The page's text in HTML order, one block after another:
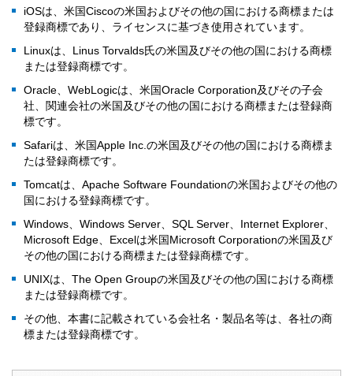
iOSは、米国Ciscoの米国およびその他の国における商標または
登録商標であり、ライセンスに基づき使用されています。
Linuxは、Linus Torvalds氏の米国及びその他の国における商標
または登録商標です。
Oracle、WebLogicは、米国Oracle Corporation及びその子会
社、関連会社の米国及びその他の国における商標または登録商
標です。
Safariは、米国Apple Inc.の米国及びその他の国における商標ま
たは登録商標です。
Tomcatは、Apache Software Foundationの米国およびその他の
国における登録商標です。
Windows、Windows Server、SQL Server、Internet Explorer、
Microsoft Edge、Excelは米国Microsoft Corporationの米国及び
その他の国における商標または登録商標です。
UNIXは、The Open Groupの米国及びその他の国における商標
または登録商標です。
その他、本書に記載されている会社名・製品名等は、各社の商
標または登録商標です。